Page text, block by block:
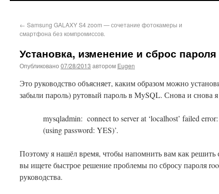
← Samsung GALAXY S4 zoom — сочетание фотокамеры и
смартфона без компромиссов.
Установка, изменение и сброс
Опубликовано 07/28/2013 автором Eugen
Это руководство объясняет, каким образом можно
забыли пароль) рутовый пароль в MySQL. Снова и снова
mysqladmin: connect to server at ‘localhost’ failed error:
(using password: YES)’.
Поэтому я нашёл время, чтобы напомнить вам как
вы ищете быстрое решение проблемы по сбросу пароля
руководства.